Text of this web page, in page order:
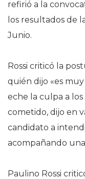
refirió a la
los resultados de
Junio.
Rossi criticó la
quién dijo «es
eche la culpa a
cometido, dijo en
candidato a
acompañando
Paulino Rossi